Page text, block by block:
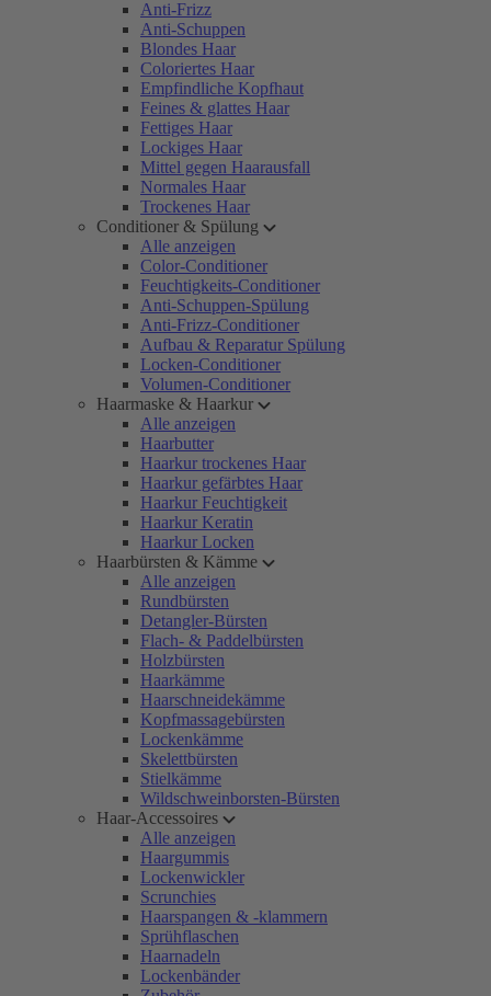
Anti-Frizz
Anti-Schuppen
Blondes Haar
Coloriertes Haar
Empfindliche Kopfhaut
Feines & glattes Haar
Fettiges Haar
Lockiges Haar
Mittel gegen Haarausfall
Normales Haar
Trockenes Haar
Conditioner & Spülung
Alle anzeigen
Color-Conditioner
Feuchtigkeits-Conditioner
Anti-Schuppen-Spülung
Anti-Frizz-Conditioner
Aufbau & Reparatur Spülung
Locken-Conditioner
Volumen-Conditioner
Haarmaske & Haarkur
Alle anzeigen
Haarbutter
Haarkur trockenes Haar
Haarkur gefärbtes Haar
Haarkur Feuchtigkeit
Haarkur Keratin
Haarkur Locken
Haarbürsten & Kämme
Alle anzeigen
Rundbürsten
Detangler-Bürsten
Flach- & Paddelbürsten
Holzbürsten
Haarkämme
Haarschneidekämme
Kopfmassagebürsten
Lockenkämme
Skelettbürsten
Stielkämme
Wildschweinborsten-Bürsten
Haar-Accessoires
Alle anzeigen
Haargummis
Lockenwickler
Scrunchies
Haarspangen & -klammern
Sprühflaschen
Haarnadeln
Lockenbänder